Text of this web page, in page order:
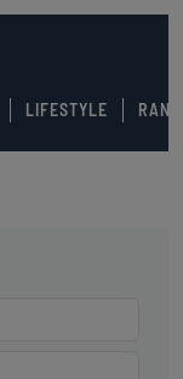
LIFESTYLE